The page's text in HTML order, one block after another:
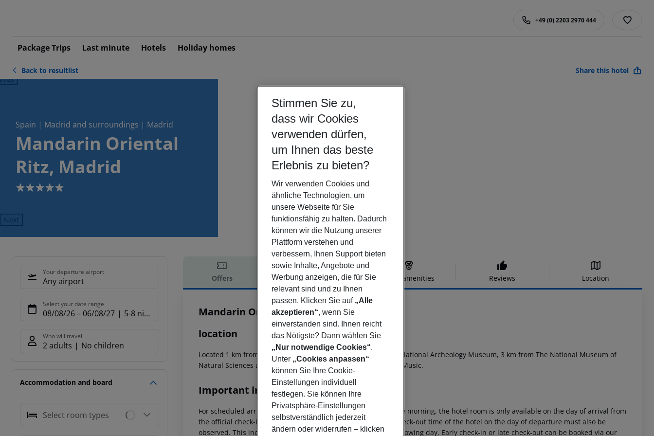
Package Trips Last minute Hotels Holiday homes
+49 (0) 2203 2970 444
Back to resultlist Share this hotel
Spain | Madrid and surroundings | Madrid
Mandarin Oriental
Ritz, Madrid
5
Next
Your departure airport
Any airport
Select your date range
08/08/26– 06/08/27 5-8 nights
Who will travel
2 adults No children
Accommodation and board
Select room types
Offers Offer description Hotel amenities Reviews Location
Offer description
Mandarin Oriental Ritz, Madrid
5
location
Located 1 km from the city center of Madrid, 1.5 km from The National Archeology Museum, 3 km from The National Museum of
Natural Sciences and 4.5 km from The National Auditorium of Music.
Important info
For scheduled arrivals in the destination area from 04:00 in the morning, the hotel room is only available on the day of arrival from
the official check-in time of the respective hotel. The official check-out time of the hotel on the day of departure must also be
observed. This includes return flights until 3.00 a.m. on the following day. Early check-in or late check-out can be booked via our
Stimmen Sie zu,
dass wir Cookies
verwenden dürfen,
um Ihnen das beste
Erlebnis zu bieten?
Wir verwenden Cookies und
ähnliche Technologien, um
unsere Webseite für Sie
funktionsfähig zu halten. Dadurch
können wir die Nutzung unserer
Plattform verstehen und
verbessern, Ihnen Support bieten
sowie Inhalte, Angebote und
Werbung anzeigen, die für Sie
relevant sind und zu Ihnen
passen. Klicken Sie auf „Alle
akzeptieren“, wenn Sie
einverstanden sind. Ihnen reicht
das Nötigste? Dann wählen Sie
„Nur notwendige Cookies“.
Unter „Cookies anpassen“
können Sie Ihre Cookie-
Einstellungen individuell
festlegen. Sie können Ihre
Privatsphäre-Einstellungen
selbstverständlich jederzeit
ändern oder widerrufen – klicken